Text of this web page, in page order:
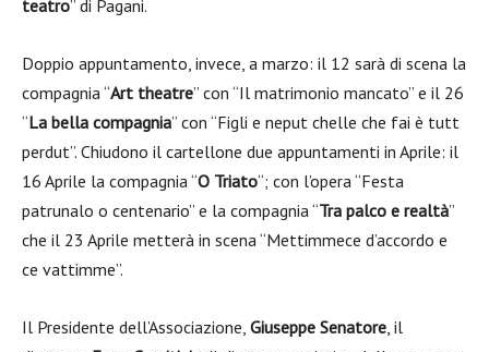
teatro” di Pagani.
Doppio appuntamento, invece, a marzo: il 12 sarà di scena la
compagnia “Art theatre” con “Il matrimonio mancato” e il 26
“La bella compagnia” con “Figli e neput chelle che fai è tutt
perdut”. Chiudono il cartellone due appuntamenti in Aprile: il
16 Aprile la compagnia “O Triato“; con l’opera “Festa
patrunalo o centenario” e la compagnia “Tra palco e realtà”
che il 23 Aprile metterà in scena “Mettimmece d’accordo e
ce vattimme”.
Il Presidente dell’Associazione, Giuseppe Senatore, il